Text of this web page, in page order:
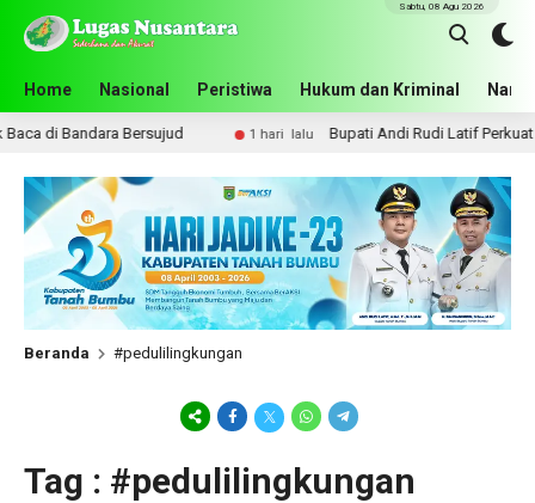
Home Nasional Peristiwa Hukum dan Kriminal
Sabtu, 08 Agu 2026
di Bandara Bersujud 1 hari lalu Bupati Andi Rudi Latif Perkuat
Beranda #pedulilingkungan
Tag : #pedulilingkungan